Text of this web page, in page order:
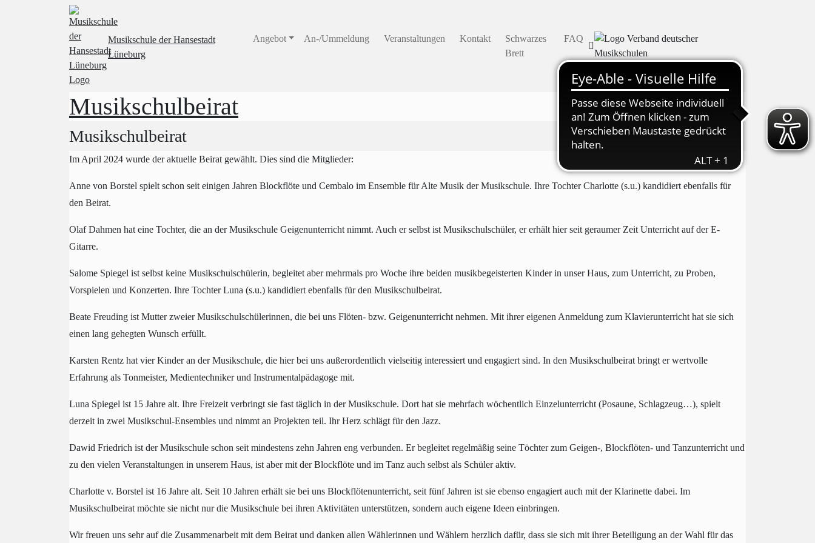
Musikschule der Hansestadt
Lüneburg
Angebot An-/Ummeldung Veranstaltungen Kontakt
Schwarzes
Brett
FAQ
Musikschulbeirat
Musikschulbeirat
Im April 2024 wurde der aktuelle Beirat gewählt. Dies sind die Mitglieder:
Anne von Borstel spielt schon seit einigen Jahren Blockflöte und Cembalo im Ensemble für Alte Musik der Musikschule. Ihre Tochter Charlotte (s.u.) kandidiert ebenfalls für
den Beirat.
Olaf Dahmen hat eine Tochter, die an der Musikschule Geigenunterricht nimmt. Auch er selbst ist Musikschulschüler, er erhält hier seit geraumer Zeit Unterricht auf der E-
Gitarre.
Salome Spiegel ist selbst keine Musikschulschülerin, begleitet aber mehrmals pro Woche ihre beiden musikbegeisterten Kinder in unser Haus, zum Unterricht, zu Proben,
Vorspielen und Konzerten. Ihre Tochter Luna (s.u.) kandidiert ebenfalls für den Musikschulbeirat.
Beate Freuding ist Mutter zweier Musikschulschülerinnen, die bei uns Flöten- bzw. Geigenunterricht nehmen. Mit ihrer eigenen Anmeldung zum Klavierunterricht hat sie sich
einen lang gehegten Wunsch erfüllt.
Karsten Rentz hat vier Kinder an der Musikschule, die hier bei uns außerordentlich vielseitig interessiert und engagiert sind. In den Musikschulbeirat bringt er wertvolle
Erfahrung als Tonmeister, Medientechniker und Instrumentalpädagoge mit.
Luna Spiegel ist 15 Jahre alt. Ihre Freizeit verbringt sie fast täglich in der Musikschule. Dort hat sie mehrfach wöchentlich Einzelunterricht (Posaune, Schlagzeug…), spielt
derzeit in zwei Musikschul-Ensembles und nimmt an Projekten teil. Ihr Herz schlägt für den Jazz.
Dawid Friedrich ist der Musikschule schon seit mindestens zehn Jahren eng verbunden. Er begleitet regelmäßig seine Töchter zum Geigen-, Blockflöten- und Tanzunterricht und
zu den vielen Veranstaltungen in unserem Haus, ist aber mit der Blockflöte und im Tanz auch selbst als Schüler aktiv.
Charlotte v. Borstel ist 16 Jahre alt. Seit 10 Jahren erhält sie bei uns Blockflötenunterricht, seit fünf Jahren ist sie ebenso engagiert auch mit der Klarinette dabei. Im
Musikschulbeirat möchte sie nicht nur die Musikschule bei ihren Aktivitäten unterstützen, sondern auch eigene Ideen einbringen.
Wir freuen uns sehr auf die Zusammenarbeit mit dem Beirat und danken allen Wählerinnen und Wählern herzlich dafür, dass sie sich mit ihrer Beteiligung an der Wahl für das